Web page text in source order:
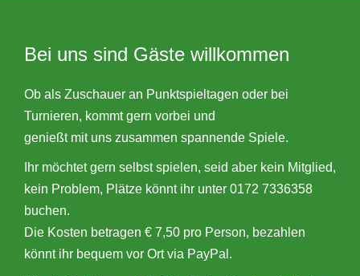
Bei uns sind Gäste willkommen
Ob als Zuschauer an Punktspieltagen oder bei
Turnieren, kommt gern vorbei und
genießt mit uns zusammen spannende Spiele.
Ihr möchtet gern selbst spielen, seid aber kein Mitglied,
kein Problem, Plätze könnt ihr unter 0172 7336358
buchen.
Die Kosten betragen € 7,50 pro Person, bezahlen
könnt ihr bequem vor Ort via PayPal.